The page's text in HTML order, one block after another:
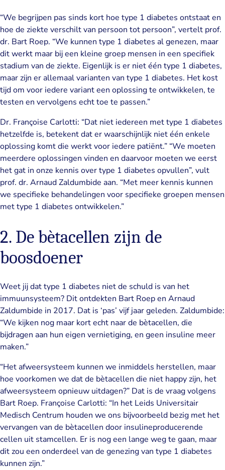
“We begrijpen pas sinds kort hoe type 1 diabetes ontstaat en
hoe de ziekte verschilt van persoon tot persoon”, vertelt prof.
dr. Bart Roep. “We kunnen type 1 diabetes al genezen, maar
dit werkt maar bij een kleine groep mensen in een specifiek
stadium van de ziekte. Eigenlijk is er niet één type 1 diabetes,
maar zijn er allemaal varianten van type 1 diabetes. Het kost
tijd om voor iedere variant een oplossing te ontwikkelen, te
testen en vervolgens echt toe te passen.”
Dr. Françoise Carlotti: “Dat niet iedereen met type 1 diabetes
hetzelfde is, betekent dat er waarschijnlijk niet één enkele
oplossing komt die werkt voor iedere patiënt.” “We moeten
meerdere oplossingen vinden en daarvoor moeten we eerst
het gat in onze kennis over type 1 diabetes opvullen”, vult
prof. dr. Arnaud Zaldumbide aan. “Met meer kennis kunnen
we specifieke behandelingen voor specifieke groepen mensen
met type 1 diabetes ontwikkelen.”
2. De bètacellen zijn de
boosdoener
Weet jij dat type 1 diabetes niet de schuld is van het
immuunsysteem? Dit ontdekten Bart Roep en Arnaud
Zaldumbide in 2017. Dat is ‘pas’ vijf jaar geleden. Zaldumbide:
“We kijken nog maar kort echt naar de bètacellen, die
bijdragen aan hun eigen vernietiging, en geen insuline meer
maken.”
“Het afweersysteem kunnen we inmiddels herstellen, maar
hoe voorkomen we dat de bètacellen die niet happy zijn, het
afweersysteem opnieuw uitdagen?” Dat is de vraag volgens
Bart Roep. Françoise Carlotti: “In het Leids Universitair
Medisch Centrum houden we ons bijvoorbeeld bezig met het
vervangen van de bètacellen door insulineproducerende
cellen uit stamcellen. Er is nog een lange weg te gaan, maar
dit zou een onderdeel van de genezing van type 1 diabetes
kunnen zijn.”